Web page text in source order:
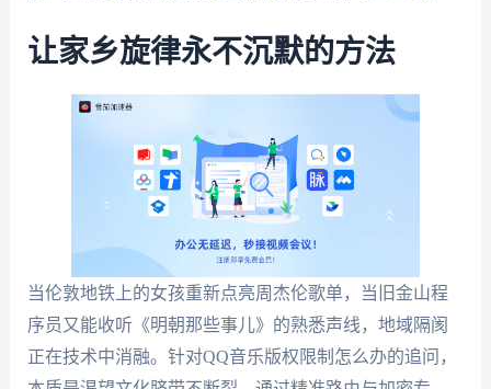
让家乡旋律永不沉默的方法
当伦敦地铁上的女孩重新点亮周杰伦歌单，当旧金山程
序员又能收听《明朝那些事儿》的熟悉声线，地域隔阂
正在技术中消融。针对QQ音乐版权限制怎么办的追问，